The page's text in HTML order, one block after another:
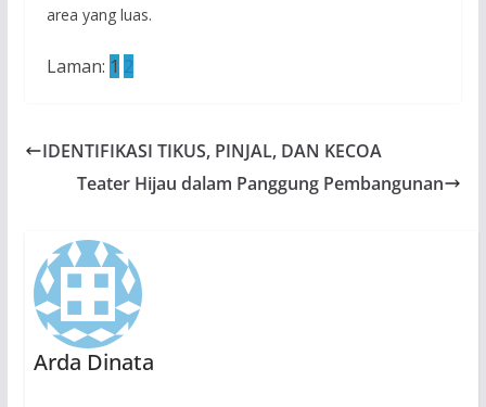
area yang luas.
Laman: 1 2
IDENTIFIKASI TIKUS, PINJAL, DAN KECOA
Teater Hijau dalam Panggung Pembangunan
Arda Dinata